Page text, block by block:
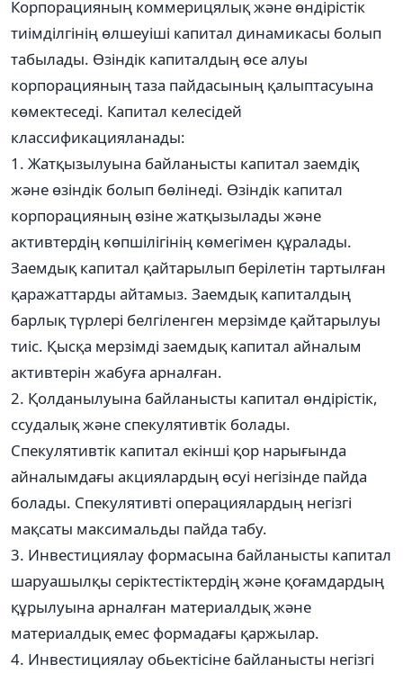
Корпорацияның коммерицялық және өндірістік
тиімділгінің өлшеуіші капитал динамикасы болып
табылады. Өзіндік капиталдың өсе алуы
корпорацияның таза пайдасының қалыптасуына
көмектеседі. Капитал келесідей
классификацияланады:
1. Жатқызылуына байланысты капитал заемдіқ
және өзіндік болып бөлінеді. Өзіндік капитал
корпорацияның өзіне жатқызылады және
активтердің көпшілігінің көмегімен құралады.
Заемдық капитал қайтарылып берілетін тартылған
қаражаттарды айтамыз. Заемдық капиталдың
барлық түрлері белгіленген мерзімде қайтарылуы
тиіс. Қысқа мерзімді заемдық капитал айналым
активтерін жабуға арналған.
2. Қолданылуына байланысты капитал өндірістік,
ссудалық және спекулятивтік болады.
Спекулятивтік капитал екінші қор нарығында
айналымдағы акциялардың өсуі негізінде пайда
болады. Спекулятивті операциялардың негізгі
мақсаты максимальды пайда табу.
3. Инвестициялау формасына байланысты капитал
шаруашылқы серіктестіктердің және қоғамдардың
құрылуына арналған материалдық және
материалдық емес формадағы қаржылар.
4. Инвестициялау обьектісіне байланысты негізгі